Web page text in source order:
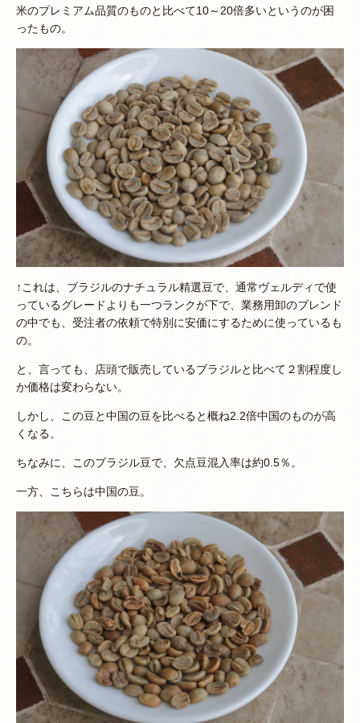
米のプレミアム品質のものと比べて10～20倍多いというのが困
ったもの。
↑これは、ブラジルのナチュラル精選豆で、通常ヴェルディで使
っているグレードよりも一つランクが下で、業務用卸のブレンド
の中でも、受注者の依頼で特別に安価にするために使っているも
の。
と、言っても、店頭で販売しているブラジルと比べて２割程度し
か価格は変わらない。
しかし、この豆と中国の豆を比べると概ね2.2倍中国のものが高
くなる。
ちなみに、このブラジル豆で、欠点豆混入率は約0.5％。
一方、こちらは中国の豆。